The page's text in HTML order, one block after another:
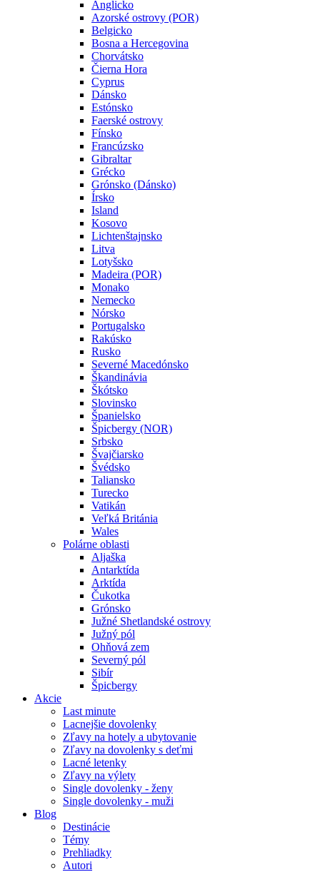
Anglicko
Azorské ostrovy (POR)
Belgicko
Bosna a Hercegovina
Chorvátsko
Čierna Hora
Cyprus
Dánsko
Estónsko
Faerské ostrovy
Fínsko
Francúzsko
Gibraltar
Grécko
Grónsko (Dánsko)
Írsko
Island
Kosovo
Lichtenštajnsko
Litva
Lotyšsko
Madeira (POR)
Monako
Nemecko
Nórsko
Portugalsko
Rakúsko
Rusko
Severné Macedónsko
Škandinávia
Škótsko
Slovinsko
Španielsko
Špicbergy (NOR)
Srbsko
Švajčiarsko
Švédsko
Taliansko
Turecko
Vatikán
Veľká Británia
Wales
Polárne oblasti
Aljaška
Antarktída
Arktída
Čukotka
Grónsko
Južné Shetlandské ostrovy
Južný pól
Ohňová zem
Severný pól
Sibír
Špicbergy
Akcie
Last minute
Lacnejšie dovolenky
Zľavy na hotely a ubytovanie
Zľavy na dovolenky s deťmi
Lacné letenky
Zľavy na výlety
Single dovolenky - ženy
Single dovolenky - muži
Blog
Destinácie
Témy
Prehliadky
Autori